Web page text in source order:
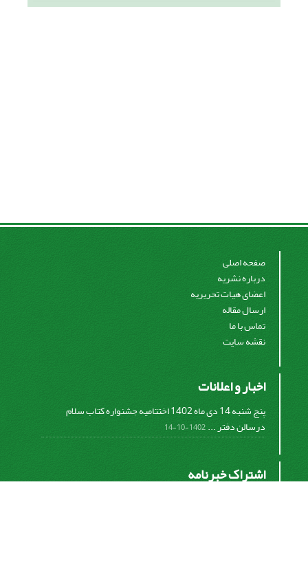
صفحه اصلی
درباره نشریه
اعضای هیات تحریریه
ارسال مقاله
تماس با ما
نقشه سایت
اخبار و اعلانات
پنج شنبه 14 دی ماه 1402 اختتامیه جشنواره کتاب سلام
درسالن دفتر ...1402-10-14
اشتراک خبرنامه